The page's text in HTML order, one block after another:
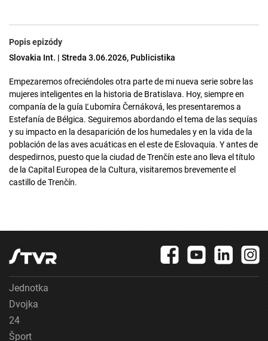
Popis epizódy
Slovakia Int. | Streda 3.06.2026, Publicistika
Empezaremos ofreciéndoles otra parte de mi nueva serie sobre las
mujeres inteligentes en la historia de Bratislava. Hoy, siempre en
companía de la guía Ľubomíra Černáková, les presentaremos a
Estefanía de Bélgica. Seguiremos abordando el tema de las sequías
y su impacto en la desaparición de los humedales y en la vida de la
población de las aves acuáticas en el este de Eslovaquia. Y antes de
despedirnos, puesto que la ciudad de Trenčín este ano lleva el título
de la Capital Europea de la Cultura, visitaremos brevemente el
castillo de Trenčín.
Jednotka
Dvojka
24
Šport